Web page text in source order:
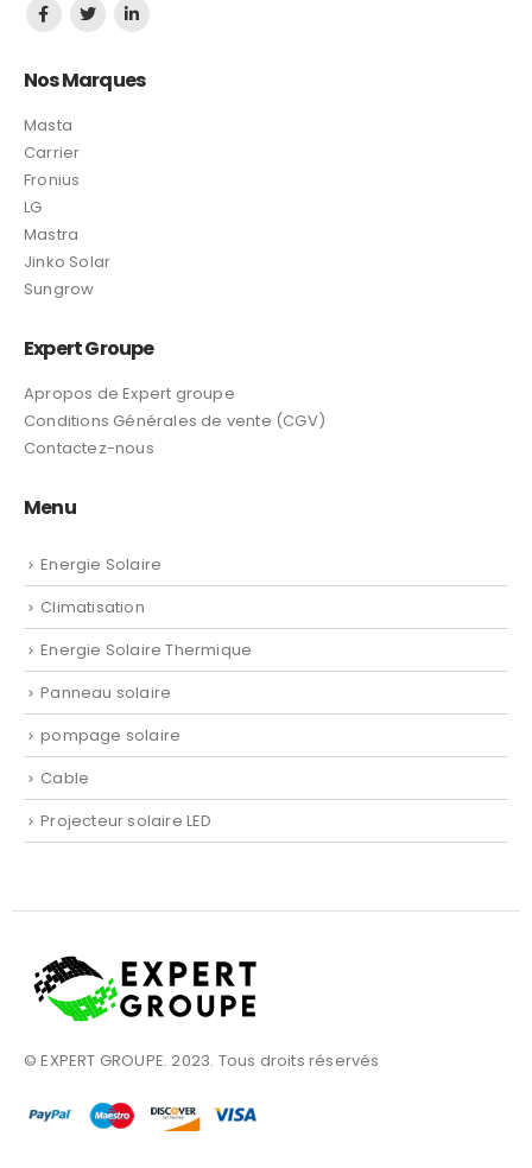
Nos Marques
Masta
Carrier
Fronius
LG
Mastra
Jinko Solar
Sungrow
Expert Groupe
Apropos de Expert groupe
Conditions Générales de vente (CGV)
Contactez-nous
Menu
Energie Solaire
Climatisation
Energie Solaire Thermique
Panneau solaire
pompage solaire
Cable
Projecteur solaire LED
© EXPERT GROUPE. 2023. Tous droits réservés